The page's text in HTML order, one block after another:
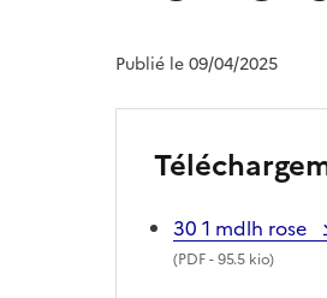
Publié le 09/04/2025
30 1 mdlh rose
(PDF- 95.5 kio)